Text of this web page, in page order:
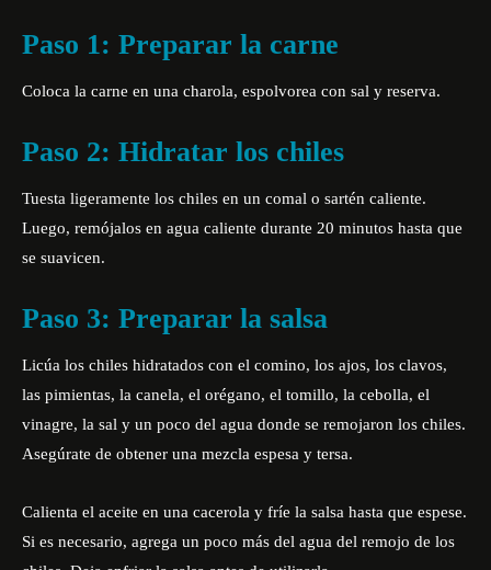
Paso 1: Preparar la carne
Coloca la carne en una charola, espolvorea con sal y reserva.
Paso 2: Hidratar los chiles
Tuesta ligeramente los chiles en un comal o sartén caliente.
Luego, remójalos en agua caliente durante 20 minutos hasta que
se suavicen.
Paso 3: Preparar la salsa
Licúa los chiles hidratados con el comino, los ajos, los clavos,
las pimientas, la canela, el orégano, el tomillo, la cebolla, el
vinagre, la sal y un poco del agua donde se remojaron los chiles.
Asegúrate de obtener una mezcla espesa y tersa.
Calienta el aceite en una cacerola y fríe la salsa hasta que espese.
Si es necesario, agrega un poco más del agua del remojo de los